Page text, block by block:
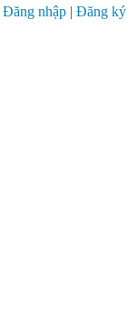
Đăng nhập | Đăng ký